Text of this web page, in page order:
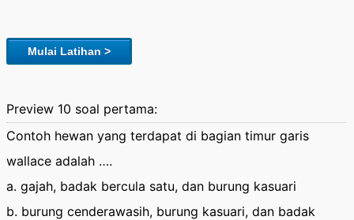
Mulai Latihan >
Preview 10 soal pertama:
Contoh hewan yang terdapat di bagian timur garis
wallace adalah ….
a. gajah, badak bercula satu, dan burung kasuari
b. burung cenderawasih, burung kasuari, dan badak